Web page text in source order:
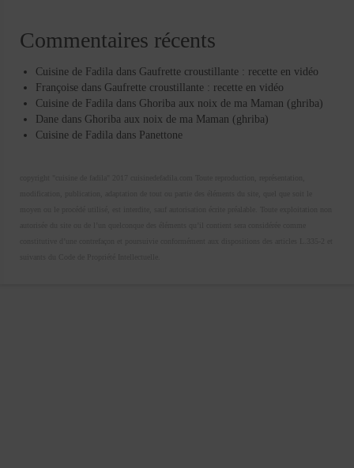
Commentaires récents
Cuisine de Fadila dans Gaufrette croustillante : recette en vidéo
Françoise dans Gaufrette croustillante : recette en vidéo
Cuisine de Fadila dans Ghoriba aux noix de ma Maman (ghriba)
Dane dans Ghoriba aux noix de ma Maman (ghriba)
Cuisine de Fadila dans Panettone